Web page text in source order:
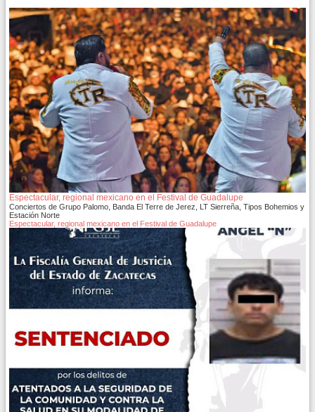
Espectacular, regional mexicano en el Festival de Guadalupe
Conciertos de Grupo Palomo, Banda El Terre de Jerez, LT Sierreña, Tipos Bohemios y
Estación Norte
Espectacular, regional mexicano en el Festival de Guadalupe